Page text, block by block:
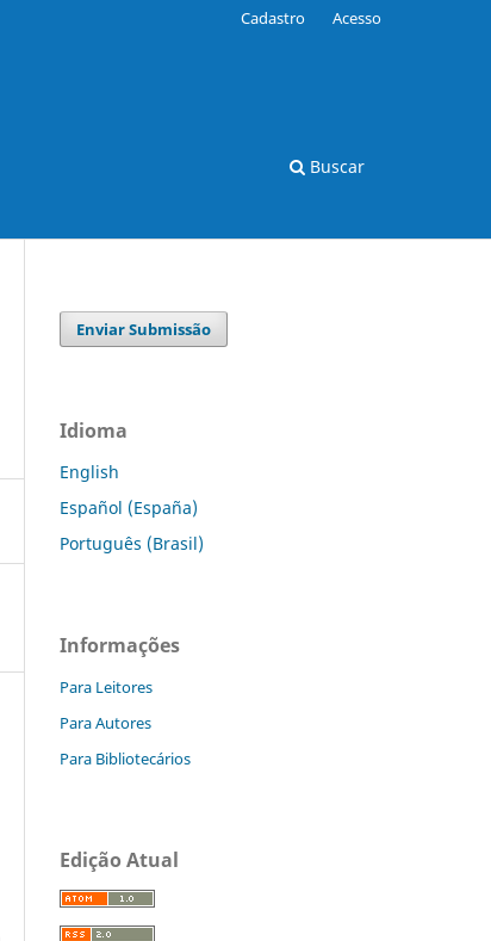
Buscar
Cadastro Acesso
Enviar Submissão
Idioma
English
Español (España)
Português (Brasil)
Informações
Para Leitores
Para Autores
Para Bibliotecários
Edição Atual